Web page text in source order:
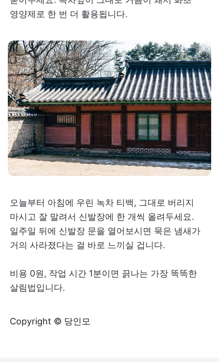
영양제로 한 번 더 활용됩니다.
오늘부터 아침에 우린 녹차 티백, 그대로 버리지
마시고 잘 말려서 신발장에 한 개씩 올려두세요.
일주일 뒤에 신발장 문을 열어보시면 묵은 냄새가
거의 사라졌다는 걸 바로 느끼실 겁니다.
비용 0원, 작업 시간 1분이면 끍나는 가장 똑똑한
살림법입니다.
Copyright © 당인모